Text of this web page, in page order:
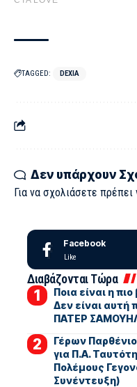
TAGGED: DEXIA
Δεν υπάρχουν
Για να σχολιάσετε πρέπει
Facebook
Like
Διαβάζονται Τώρα
Ποια είναι η
Δεν είναι αυτή
ΠΑΤΕΡ
Γέρων
για Π.Α.
Πολέμους
Συνέντευξη)